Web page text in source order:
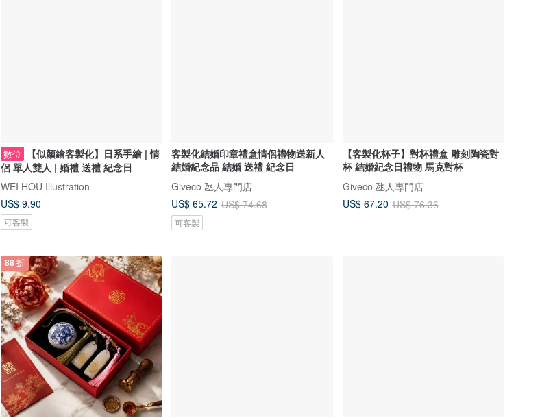
數位
【似顏繪客製化】日系手繪 | 情
侶 單人雙人 | 婚禮 送禮 紀念日
WEI HOU Illustration
US$ 9.90
可客製
客製化結婚印章禮盒情侶禮物送新人
結婚紀念品 結婚 送禮 紀念日
Giveco 氹人專門店
US$ 65.72 US$ 74.68
可客製
【客製化杯子】對杯禮盒 雕刻陶瓷對
杯 結婚紀念日禮物 馬克對杯
Giveco 氹人專門店
US$ 67.20 US$ 76.36
88 折